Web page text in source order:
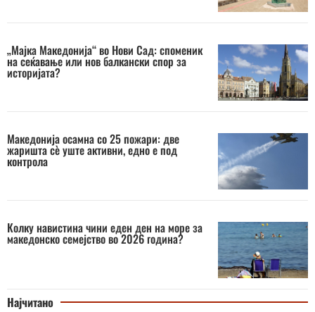
„Мајка Македонија“ во Нови Сад: споменик
на сеќавање или нов балкански спор за
историјата?
Македонија осамна со 25 пожари: две
жаришта сè уште активни, едно е под
контрола
Колку навистина чини еден ден на море за
македонско семејство во 2026 година?
Најчитано